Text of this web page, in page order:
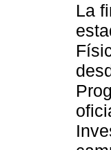
La